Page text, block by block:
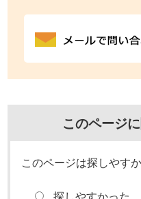
このページ
このページは探しやす